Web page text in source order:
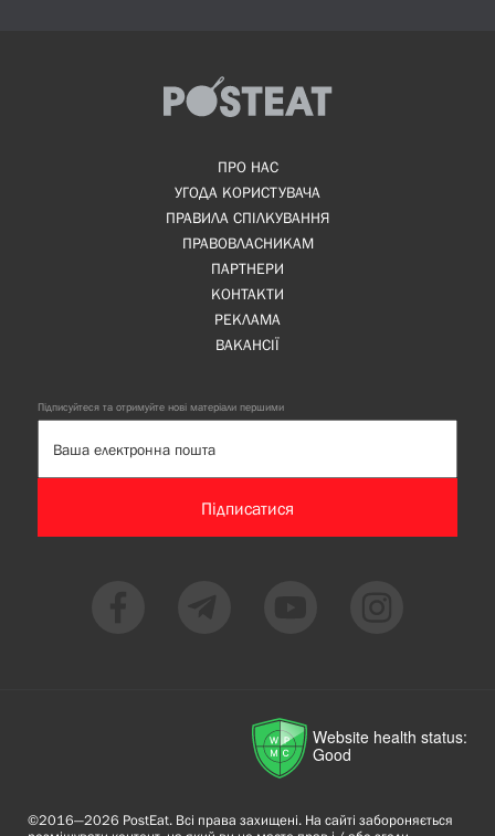
ПРО НАС
УГОДА КОРИСТУВАЧА
ПРАВИЛА СПІЛКУВАННЯ
ПРАВОВЛАСНИКАМ
ПАРТНЕРИ
КОНТАКТИ
РЕКЛАМА
ВАКАНСІЇ
Підписуйтеся та отримуйте нові матеріали першими
Підписатися
Website health status:
Good
©2016—2026 PostEat. Всі права захищені. На сайті забороняється